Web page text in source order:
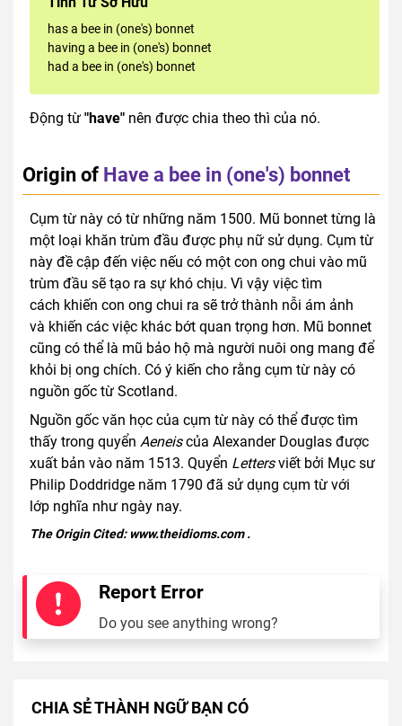
has a bee in (one's) bonnet
having a bee in (one's) bonnet
had a bee in (one's) bonnet
Động từ "have" nên được chia theo thì của nó.
Origin of Have a bee in (one's) bonnet
Cụm từ này có từ những năm 1500. Mũ bonnet từng là
một loại khăn trùm đầu được phụ nữ sử dụng. Cụm từ
này đề cập đến việc nếu có một con ong chui vào mũ
trùm đầu sẽ tạo ra sự khó chịu. Vì vậy việc tìm
cách khiến con ong chui ra sẽ trở thành nỗi ám ảnh
và khiến các việc khác bớt quan trọng hơn. Mũ bonnet
cũng có thể là mũ bảo hộ mà người nuôi ong mang để
khỏi bị ong chích. Có ý kiến cho rằng cụm từ này có
nguồn gốc từ Scotland.
Nguồn gốc văn học của cụm từ này có thể được tìm
thấy trong quyển Aeneiscủa Alexander Douglas được
xuất bản vào năm 1513. Quyển Lettersviết bởi Mục sư
Philip Doddridge năm 1790 đã sử dụng cụm từ với
lớp nghĩa như ngày nay.
The Origin Cited: www.theidioms.com.
Report Error
Do you see anything wrong?
CHIA SẺ THÀNH NGỮ BẠN CÓ